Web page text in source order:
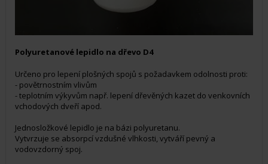
Polyuretanové lepidlo na dřevo D4
Určeno pro lepení plošných spojů s požadavkem odolnosti proti:
- povětrnostním vlivům
- teplotním výkyvům např. lepení dřevěných kazet do venkovních
vchodových dveří apod.
Jednosložkové lepidlo je na bázi polyuretanu.
Vytvrzuje se absorpcí vzdušné vlhkosti, vytváří pevný a
vodovzdorný spoj.